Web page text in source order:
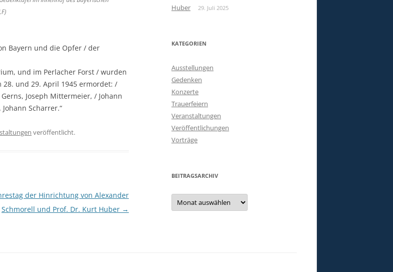
Bayern und die Opfer / der
und im Perlacher Forst / wurden
und 29. April 1945 ermordet: /
Joseph Mittermeier, / Johann
Scharrer.“
veröffentlicht.
der Hinrichtung von Alexander
Schmorell und Prof. Dr. Kurt Huber →
Huber
29. Juli 2025
KATEGORIEN
Ausstellungen
Gedenken
Konzerte
Trauerfeiern
Veranstaltungen
Veröffentlichungen
Vorträge
BEITRAGSARCHIV
Beitragsarchiv